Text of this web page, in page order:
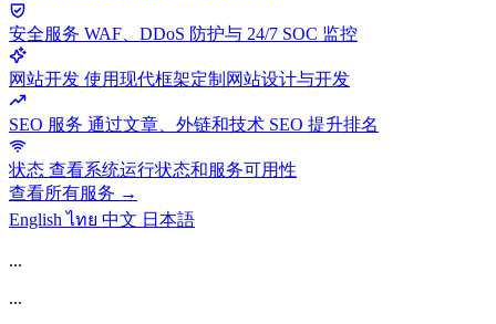
安全服务 WAF、DDoS 防护与 24/7 SOC 监控
网站开发 使用现代框架定制网站设计与开发
SEO 服务 通过文章、外链和技术 SEO 提升排名
状态 查看系统运行状态和服务可用性
查看所有服务 →
Englishไทย 中文 日本語
...
...